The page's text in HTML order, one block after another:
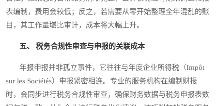
表编制，费用会较低；反之，若需要从零开始整理全年混乱的账
目，其工作量堪比审计，成本将大幅上升。
五、 税务合规性审查与申报的关联成本
年报申报并非孤立事件，它往往与年度企业所得税（Impôt
sur les Sociétés）申报紧密相连。专业的服务机构在编制财报
时，会同步进行税务合规性审查，确保财务数据与税务申报表数